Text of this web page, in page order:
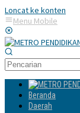
Loncat ke konten
Menu Mobile
Beranda
Daerah